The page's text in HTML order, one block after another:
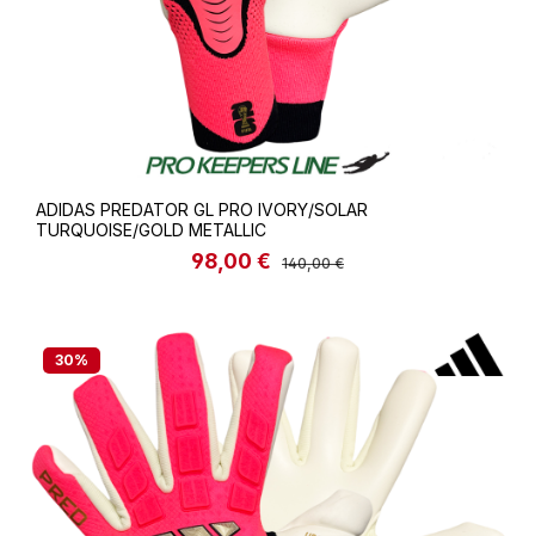
ADIDAS PREDATOR GL PRO IVORY/SOLAR
TURQUOISE/GOLD METALLIC
Verkaufspreis:
98,00 € Regulärer Preis:
140,00 €
30%